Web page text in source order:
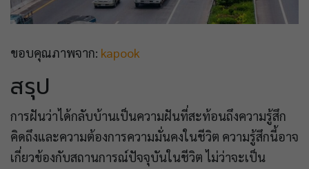
ขอบคุณภาพจาก: kapook
สรุป
การฝันว่าได้กลับบ้านเป็นความฝันที่สะท้อนถึงความรู้สึก
คิดถึงและความต้องการความมั่นคงในชีวิต ความรู้สึกนี้อาจ
เกี่ยวข้องกับสถานการณ์ปัจจุบันในชีวิต ไม่ว่าจะเป็น